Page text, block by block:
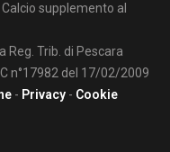
supplemento al
Reg. Trib. di Pescara
n°17982 del 17/02/2009
- Privacy - Cookie